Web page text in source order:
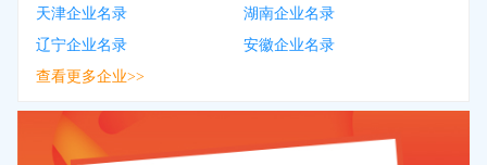
天津企业名录
湖南企业名录
辽宁企业名录
安徽企业名录
查看更多企业>>